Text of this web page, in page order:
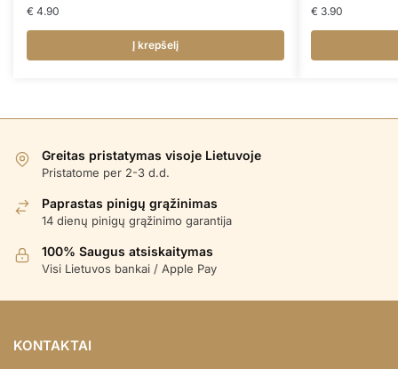
€ 4.90
Į krepšelį
€ 3.90
Greitas pristatymas visoje Lietuvoje
Pristatome per 2-3 d.d.
Paprastas pinigų grąžinimas
14 dienų pinigų grąžinimo garantija
100% Saugus atsiskaitymas
Visi Lietuvos bankai / Apple Pay
KONTAKTAI